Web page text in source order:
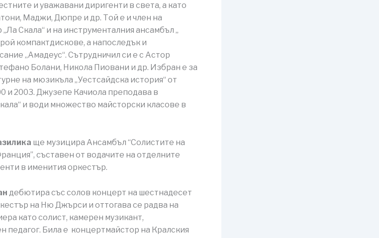
и уважавани диригенти в света, а като
Маджи, Дюпре и др. Той е и член на
Скала“ и на инструменталния ансамбъл „
компактдискове, а напоследък и
„Амадеус“. Сътрудничил си е с Астор
Болани, Никола Пиовани и др. Избран е за
на мюзикъла „Уестсайдска история“ от
и 2003. Джузепе Качиола преподава в
и води множество майсторски класове в
ще музицира Ансамбъл “Солистите на
съставен от водачите на отделните
в именития оркестър.
дебютира със солов концерт на шестнадесет
на Ню Джърси и оттогава се радва на
като солист, камерен музикант,
педагог. Била е концертмайстор на Кралския